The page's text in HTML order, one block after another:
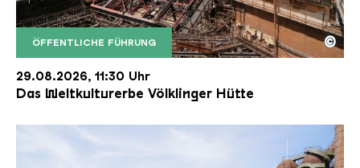
ÖFFENTLICHE FÜHRUNG
Der Erzschrägaufzug der Völklinger Hütte mit
Copyright: Weltkulturerbe Völklinger Hütte | Karl
©
29.08.2026, 11:30 Uhr
Das Weltkulturerbe Völklinger Hütte